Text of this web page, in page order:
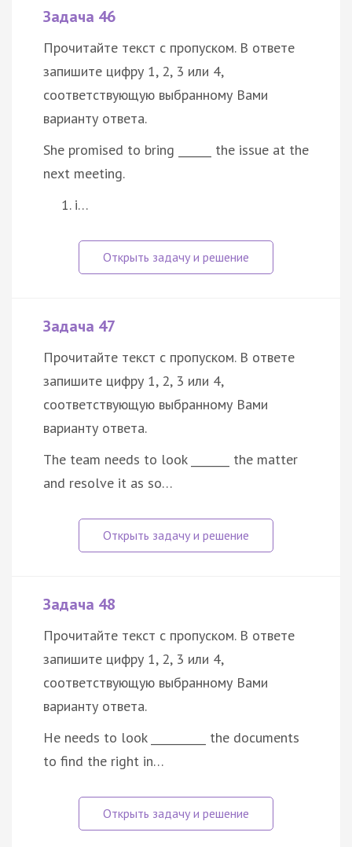
Задача 46
Прочитайте текст с пропуском. В ответе
запишите цифру 1, 2, 3 или 4,
соответствующую выбранному Вами
варианту ответа.
She promised to bring ______ the issue at the
next meeting.
i…
Задача 47
Прочитайте текст с пропуском. В ответе
запишите цифру 1, 2, 3 или 4,
соответствующую выбранному Вами
варианту ответа.
The team needs to look _______ the matter
and resolve it as so…
Задача 48
Прочитайте текст с пропуском. В ответе
запишите цифру 1, 2, 3 или 4,
соответствующую выбранному Вами
варианту ответа.
He needs to look __________ the documents
to find the right in…